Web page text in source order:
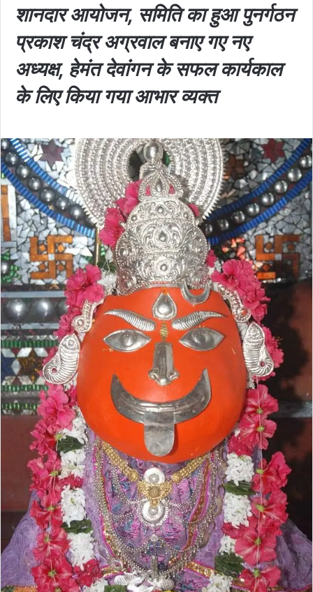
शानदार आयोजन, समिति का हुआ पुनर्गठन
प्रकाश चंद्र अग्रवाल बनाए गए नए
अध्यक्ष, हेमंत देवांगन के सफल कार्यकाल
के लिए किया गया आभार व्यक्त